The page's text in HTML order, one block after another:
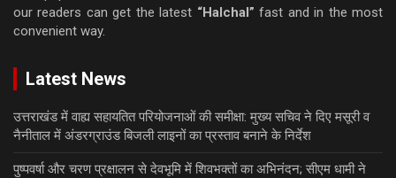
our readers can get the latest “Halchal” fast and in the most
convenient way.
Latest News
उत्तराखंड में वाह्य सहायतित परियोजनाओं की समीक्षा: मुख्य सचिव ने दिए मसूरी व
नैनीताल में अंडरग्राउंड बिजली लाइनों का प्रस्ताव बनाने के निर्देश
पुष्पवर्षा और चरण प्रक्षालन से देवभूमि में शिवभक्तों का अभिनंदन; सीएम धामी ने